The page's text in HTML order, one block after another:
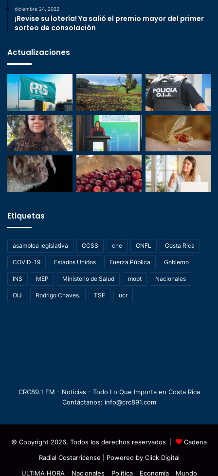
diciembre 24, 2022
¡Revise su lotería! Ya salió el premio mayor del primer
sorteo de consolación
Actualizaciones
Etiquetas
asamblea legislativa CCSS cne CNFL Costa Rica
COVID-19 Estados Unidos Fuerza Pública Gobierno
INS MEP Ministerio de Salud mopt Nacionales
OIJ Rodrigo Chaves. TSE ucr
CRC89.1 FM - Noticias - Todo Lo Que Importa en Costa Rica
Contáctanos: info@crc891.com
© Copyright 2026, Todos los derechos reservados |
Cadena
Radial Costarricense | Powered by Click Digital
ULTIMA HORA
Nacionales Política Economía Mundo